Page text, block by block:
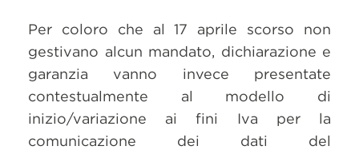
Per coloro che al 17 aprile scorso non
gestivano alcun mandato, dichiarazione e
garanzia vanno invece presentate
contestualmente al modello di
inizio/variazione ai fini Iva per la
comunicazione dei dati del